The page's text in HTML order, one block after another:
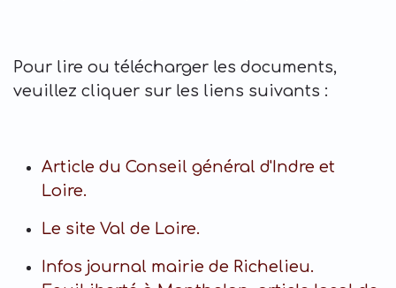
Pour lire ou télécharger les documents,
veuillez cliquer sur les liens suivants :
Article du Conseil général d'Indre et
Loire.
Le site Val de Loire.
Infos journal mairie de Richelieu.